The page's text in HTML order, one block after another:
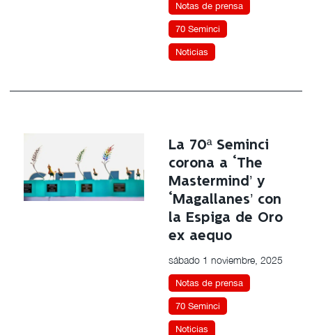
Notas de prensa
70 Seminci
Noticias
La 70ª Seminci
corona a ‘The
Mastermind’ y
‘Magallanes’ con
la Espiga de Oro
ex aequo
sábado 1 noviembre, 2025
Notas de prensa
70 Seminci
Noticias